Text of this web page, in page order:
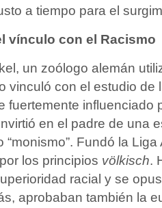
a tiempo para el
vínculo con el Racismo
un zoólogo alemán
vinculó con el estudio de
fuertemente influenciado
en el padre de una
Fundó la
los principios völkisch.
racial y se
aprobaban también la